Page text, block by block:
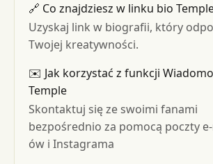
🔗 Co znajdziesz w linku bio
Uzyskaj link w biografii, który
Twojej kreatywności.
✉️ Jak korzystać z funkcji
Temple
Skontaktuj się ze swoimi fanami
bezpośrednio za pomocą poczty
ów i Instagrama